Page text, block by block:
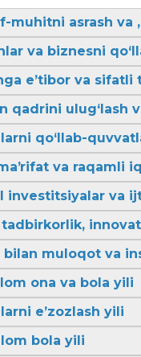
muhitni asrash
va biznesni
e’tibor va sifatli
qadrini ulug‘lash
qo‘llab-
va raqamli
investitsiyalar va
tadbirkorlik,
bilan muloqot va
ona va bola yili
e’zozlash yili
bola yili